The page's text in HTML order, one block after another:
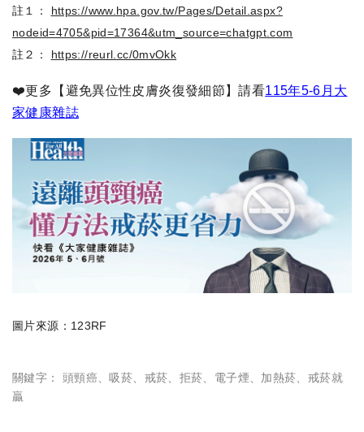
註１： https://www.hpa.gov.tw/Pages/Detail.aspx?
nodeid=4705&pid=17364&utm_source=chatgpt.com
註２： https://reurl.cc/0mvOkk
❤️更多【避免異位性皮膚炎復發細節】請看115年5-6月大
家健康雜誌
圖片來源：123RF
關鍵字： 頭頸癌 、吸菸 戒菸 拒菸 電子煙 加熱菸
戒菸就
贏